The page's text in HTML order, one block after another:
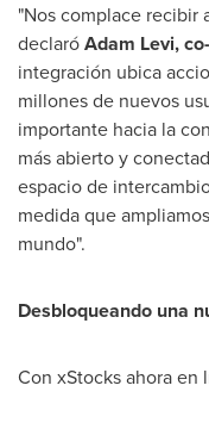
"Nos complace recibir
declaróAdam Levi,
integración ubica
millones de nuevos
importante hacia la
más abierto y
espacio de
medida que
mundo".
Desbloqueando una
Con xStocks ahora en